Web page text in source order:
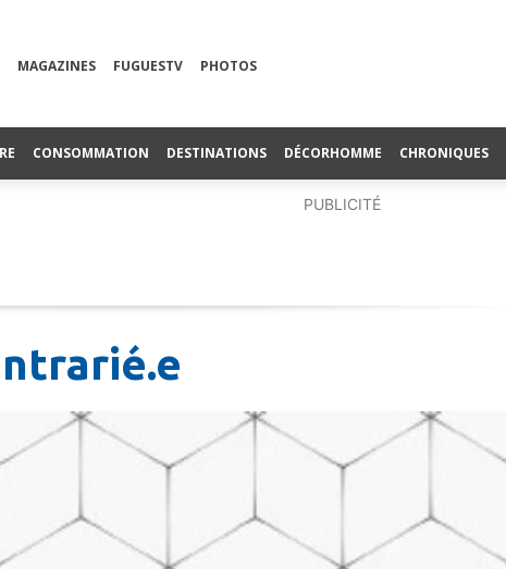
MAGAZINES FUGUESTV PHOTOS
CONSOMMATION DESTINATIONS DÉCORHOMME CHRONIQUES
PUBLICITÉ